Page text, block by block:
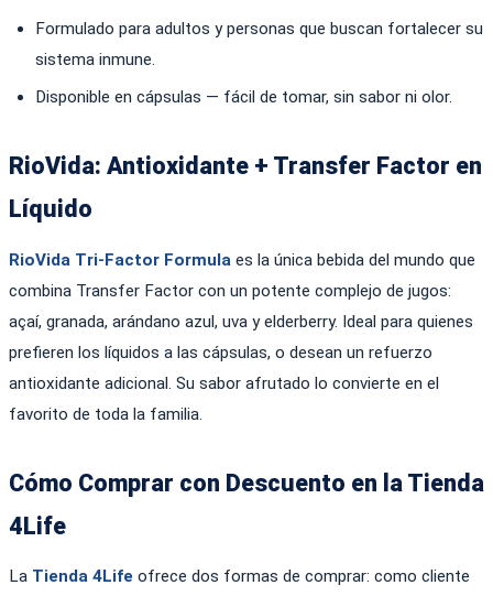
Formulado para adultos y personas que buscan fortalecer su
sistema inmune.
Disponible en cápsulas — fácil de tomar, sin sabor ni olor.
RioVida: Antioxidante + Transfer Factor en
Líquido
RioVida Tri-Factor Formula es la única bebida del mundo que
combina Transfer Factor con un potente complejo de jugos:
açaí, granada, arándano azul, uva y elderberry. Ideal para quienes
prefieren los líquidos a las cápsulas, o desean un refuerzo
antioxidante adicional. Su sabor afrutado lo convierte en el
favorito de toda la familia.
Cómo Comprar con Descuento en la Tienda
4Life
La Tienda 4Life ofrece dos formas de comprar: como cliente